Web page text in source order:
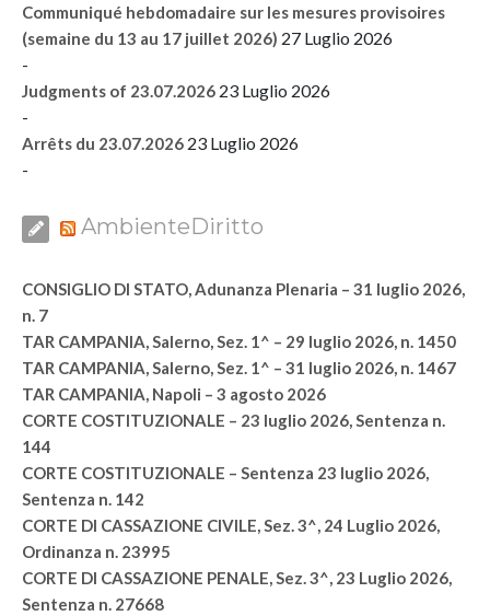
Communiqué hebdomadaire sur les mesures provisoires
(semaine du 13 au 17 juillet 2026) 27 Luglio 2026
-
Judgments of 23.07.2026 23 Luglio 2026
-
Arrêts du 23.07.2026 23 Luglio 2026
-
AmbienteDiritto
CONSIGLIO DI STATO, Adunanza Plenaria – 31 luglio 2026,
n. 7
TAR CAMPANIA, Salerno, Sez. 1^ – 29 luglio 2026, n. 1450
TAR CAMPANIA, Salerno, Sez. 1^ – 31 luglio 2026, n. 1467
TAR CAMPANIA, Napoli – 3 agosto 2026
CORTE COSTITUZIONALE – 23 luglio 2026, Sentenza n.
144
CORTE COSTITUZIONALE – Sentenza 23 luglio 2026,
Sentenza n. 142
CORTE DI CASSAZIONE CIVILE, Sez. 3^, 24 Luglio 2026,
Ordinanza n. 23995
CORTE DI CASSAZIONE PENALE, Sez. 3^, 23 Luglio 2026,
Sentenza n. 27668